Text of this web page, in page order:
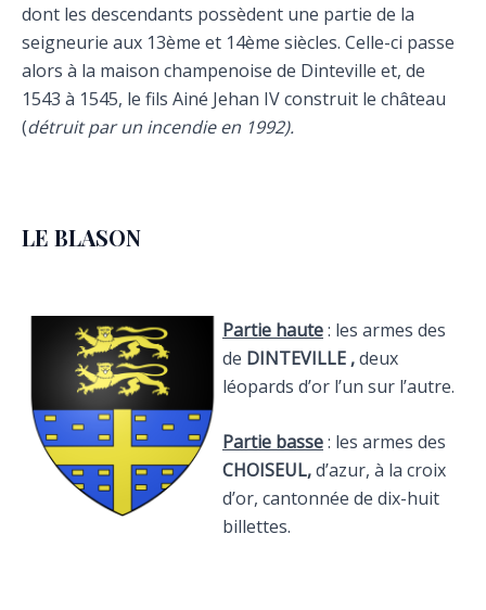
dont les descendants possèdent une partie de la
seigneurie aux 13ème et 14ème siècles. Celle-ci passe
alors à la maison champenoise de Dinteville et, de
1543 à 1545, le fils Ainé Jehan IV construit le château
(détruit par un incendie en 1992).
LE BLASON
Partie haute: les armes des
de DINTEVILLE ,deux
léopards d’or l’un sur l’autre.
Partie basse: les armes des
CHOISEUL,d’azur, à la croix
d’or, cantonnée de dix-huit
billettes.